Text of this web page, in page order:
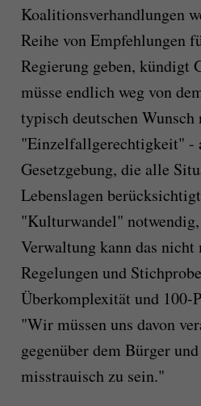
Koalitionsverhandlungen
Reihe von Empfehlungen
Regierung geben, kündigt
müsse endlich weg von
typisch deutschen Wunsch
"Einzelfallgerechtigkeit" -
Gesetzgebung, die alle
Lebenslagen
"Kulturwandel"
Verwaltung kann das nicht
Regelungen und
Überkomplexität und 100-
"Wir müssen uns davon
gegenüber dem Bürger
misstrauisch zu sein."